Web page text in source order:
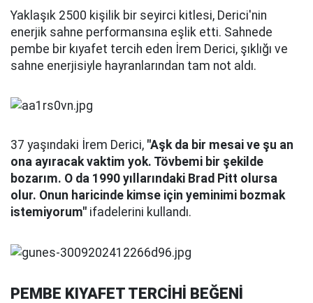
Yaklaşık 2500 kişilik bir seyirci kitlesi, Derici'nin
enerjik sahne performansına eşlik etti. Sahnede
pembe bir kıyafet tercih eden İrem Derici, şıklığı ve
sahne enerjisiyle hayranlarından tam not aldı.
37 yaşındaki İrem Derici, "Aşk da bir mesai ve şu an
ona ayıracak vaktim yok. Tövbemi bir şekilde
bozarım. O da 1990 yıllarındaki Brad Pitt olursa
olur. Onun haricinde kimse için yeminimi bozmak
istemiyorum" ifadelerini kullandı.
PEMBE KIYAFET TERCİHİ BEĞENİ